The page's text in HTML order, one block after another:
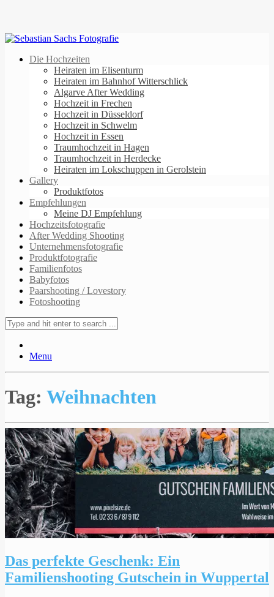
Die Hochzeiten
Heiraten im Elisenturm
Heiraten im Bahnhof Witterschlick
Algarve After Wedding
Hochzeit in Frechen
Hochzeit in Düsseldorf
Hochzeit in Schwelm
Hochzeit in Essen
Traumhochzeit in Hagen
Traumhochzeit in Herdecke
Heiraten im Lokschuppen in Gerolstein
Gallery
Produktfotos
Empfehlungen
Meine DJ Empfehlung
Hochzeitsfotografie
After Wedding Shooting
Unternehmensfotografie
Produktfotografie
Familienfotos
Babyfotos
Paarshooting / Lovestory
Fotoshooting
Menu
Tag: Weihnachten
Das perfekte Geschenk: Ein
Familienshooting Gutschein in Wuppertal